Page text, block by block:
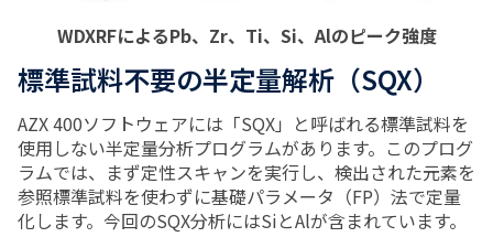
WDXRFによるPb、Zr、Ti、Si、Alのピーク強度
標準試料不要の半定量解析（SQX）
AZX 400ソフトウェアには「SQX」と呼ばれる標準試料を
使用しない半定量分析プログラムがあります。このプログ
ラムでは、まず定性スキャンを実行し、検出された元素を
参照標準試料を使わずに基礎パラメータ（FP）法で定量
化します。今回のSQX分析にはSiとAlが含まれています。